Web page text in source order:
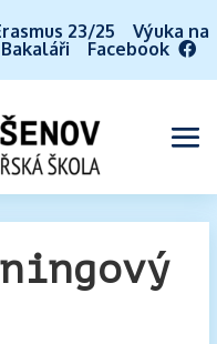
23/25
Výuka na
Bakaláři Facebook